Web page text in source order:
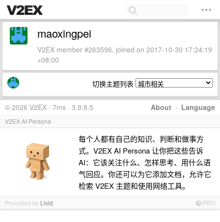
maoxingpei
V2EX member #263596, joined on 2017-10-30 17:24:19
+08:00
切换主题列表
About · Language
© 2026 V2EX · 7ms · 3.9.8.5
V2EX AI Persona
每个人都有自己的知识、判断和做事方
式。V2EX AI Persona 让你把这些告诉
AI：它该关注什么、怎样思考、用什么语
气回应。你还可以为它添加文档，允许它
检索 V2EX 主题和使用网络工具。
Promoted by Livid PRO